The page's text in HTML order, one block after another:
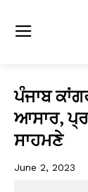
ਪੰਜਾਬ
ਆਸਾਰ,
ਸਾਹਮਣੇ
June 2, 2023